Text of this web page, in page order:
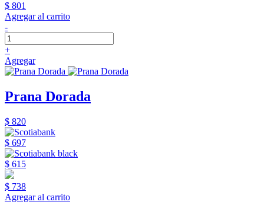
$ 801
Agregar al carrito
-
+
Agregar
Prana Dorada
$ 820
$ 697
$ 615
$ 738
Agregar al carrito